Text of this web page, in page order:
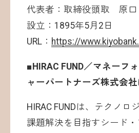
代表者：取締役頭取 原口
設立：1895年5月2日
URL： https://
■HIRAC FUND／マネーフ
ャーパートナーズ株式会
HIRAC FUNDは、テクノロ
課題解決を目指すシード